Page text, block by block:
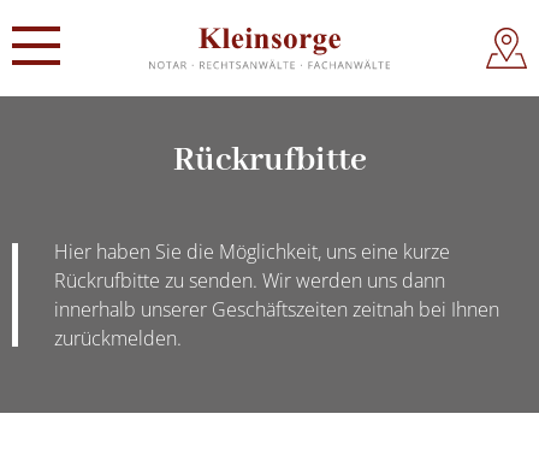
Rückrufbitte
Hier haben Sie die Möglichkeit, uns eine kurze
Rückrufbitte zu senden. Wir werden uns dann
innerhalb unserer Geschäftszeiten zeitnah bei Ihnen
zurückmelden.